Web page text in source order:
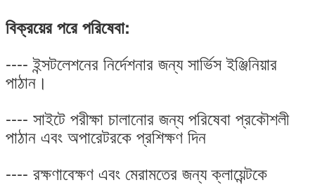
বিক্রয়ের পরে পরিষেবা:
---- ইন্সটলেশনের নির্দেশনার জন্য সার্ভিস ইঞ্জিনিয়ার
পাঠান।
---- সাইটে পরীক্ষা চালানোর জন্য পরিষেবা প্রকৌশলী
পাঠান এবং অপারেটরকে প্রশিক্ষণ দিন
---- রক্ষণাবেক্ষণ এবং মেরামতের জন্য ক্লায়েন্টকে